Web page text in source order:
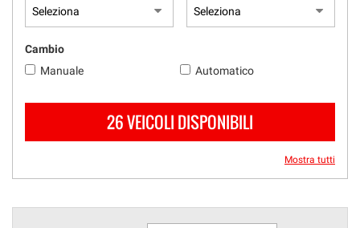
Cambio
Manuale
Automatico
26 VEICOLI DISPONIBILI
Mostra tutti